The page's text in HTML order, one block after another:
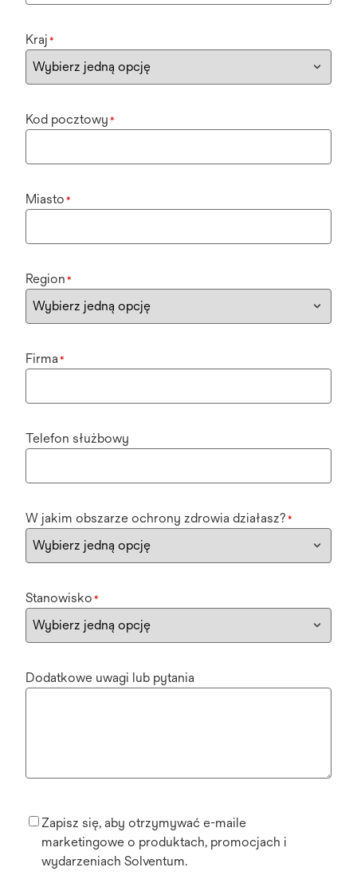
Kraj *
Kod pocztowy *
Miasto *
Region *
Firma *
Telefon służbowy
W jakim obszarze ochrony zdrowia działasz? *
Stanowisko *
Dodatkowe uwagi lub pytania
Zapisz się, aby otrzymywać e-maile
marketingowe o produktach, promocjach i
wydarzeniach Solventum.